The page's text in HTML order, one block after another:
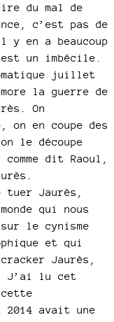
du mal de
c’est pas de
en a beaucoup
un imbécile.
juillet
la guerre de
On
en coupe des
le découpe
dit Raoul,
Jaurès,
qui nous
le cynisme
et qui
Jaurès,
J’ai lu cet
2014 avait une